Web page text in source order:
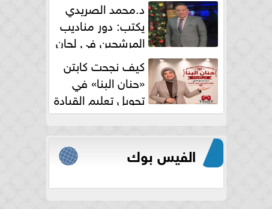
د.محمد الصريدي
يكتب: دور مناديب
المرشحين في لجان
الانتخابات
كيف نجحت كابتن
«حنان البنا» في
تحويل تعليم القيادة
النسائية من خوف...
الفيس بوك